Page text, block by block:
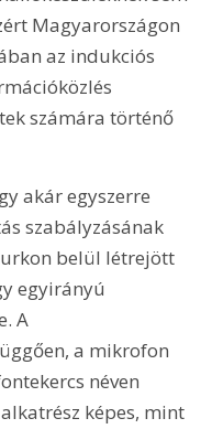
Magyarországon
az indukciós
számára történő
akár egyszerre
szabályzásának
belül létrejött
egyirányú
A
a mikrofon
néven
képes, mint